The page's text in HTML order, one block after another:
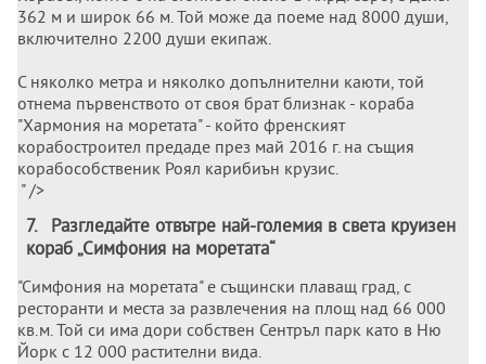
362 м и широк 66 м. Той може да поеме над 8000 души,
включително 2200 души екипаж.
С няколко метра и няколко допълнителни каюти, той
отнема първенството от своя брат близнак - кораба
"Хармония на моретата" - който френският
корабостроител предаде през май 2016 г. на същия
корабособственик Роял карибиън крузис.
" />
7.
Разгледайте отвътре най-големия в света круизен
кораб „Симфония на моретата“
"Симфония на моретата" е същински плаващ град, с
ресторанти и места за развлечения на площ над 66 000
кв.м. Той си има дори собствен Сентръл парк като в Ню
Йорк с 12 000 растителни вида.